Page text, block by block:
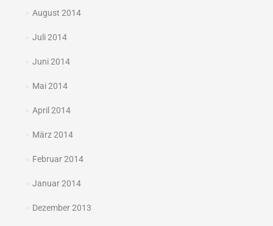
August 2014
Juli 2014
Juni 2014
Mai 2014
April 2014
März 2014
Februar 2014
Januar 2014
Dezember 2013